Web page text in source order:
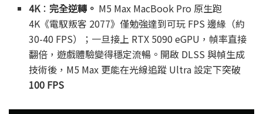
4K：完全逆轉。 M5 Max MacBook Pro 原生跑
4K《電馭叛客 2077》僅勉強達到可玩 FPS 邊緣（約
30-40 FPS）；一旦接上 RTX 5090 eGPU，幀率直接
翻倍，遊戲體驗變得穩定流暢。開啟 DLSS 與幀生成
技術後，M5 Max 更能在光線追蹤 Ultra 設定下突破
100 FPS